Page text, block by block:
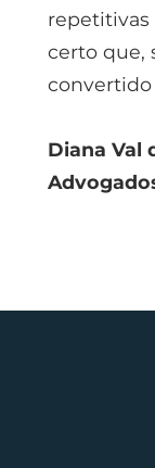
repetitivas
certo que,
convertido
Diana Val